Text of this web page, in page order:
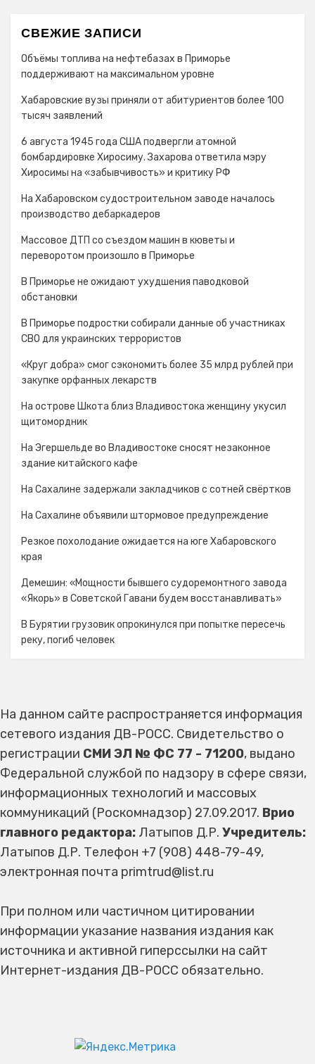
СВЕЖИЕ ЗАПИСИ
Объёмы топлива на нефтебазах в Приморье
поддерживают на максимальном уровне
Хабаровские вузы приняли от абитуриентов более 100
тысяч заявлений
6 августа 1945 года США подвергли атомной
бомбардировке Хиросиму. Захарова ответила мэру
Хиросимы на «забывчивость» и критику РФ
На Хабаровском судостроительном заводе началось
производство дебаркадеров
Массовое ДТП со съездом машин в кюветы и
переворотом произошло в Приморье
В Приморье не ожидают ухудшения паводковой
обстановки
В Приморье подростки собирали данные об участниках
СВО для украинских террористов
«Круг добра» смог сэкономить более 35 млрд рублей при
закупке орфанных лекарств
На острове Шкота близ Владивостока женщину укусил
щитомордник
На Эгершельде во Владивостоке сносят незаконное
здание китайского кафе
На Сахалине задержали закладчиков с сотней свёртков
На Сахалине объявили штормовое предупреждение
Резкое похолодание ожидается на юге Хабаровского
края
Демешин: «Мощности бывшего судоремонтного завода
«Якорь» в Советской Гавани будем восстанавливать»
В Бурятии грузовик опрокинулся при попытке пересечь
реку, погиб человек
На данном сайте распространяется информация
сетевого издания ДВ-РОСС. Свидетельство о
регистрации СМИ ЭЛ № ФС 77 - 71200, выдано
Федеральной службой по надзору в сфере связи,
информационных технологий и массовых
коммуникаций (Роскомнадзор) 27.09.2017. Врио
главного редактора: Латыпов Д.Р. Учредитель:
Латыпов Д.Р. Телефон +7 (908) 448-79-49,
электронная почта primtrud@list.ru
При полном или частичном цитировании
информации указание названия издания как
источника и активной гиперссылки на сайт
Интернет-издания ДВ-РОСС обязательно.